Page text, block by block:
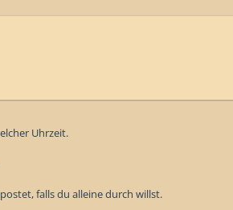
Uhrzeit.
falls du alleine durch willst.